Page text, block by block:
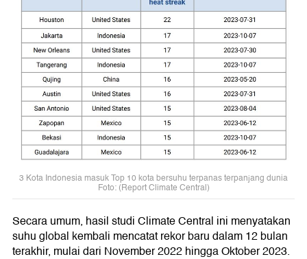
3 Kota Indonesia masuk Top 10 kota bersuhu terpanas terpanjang dunia
Foto: (Report Climate Central)
Secara umum, hasil studi Climate Central ini menyatakan
suhu global kembali mencatat rekor baru dalam 12 bulan
terakhir, mulai dari November 2022 hingga Oktober 2023.